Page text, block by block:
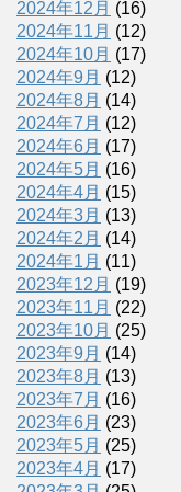
2024年12月 (16)
2024年11月 (12)
2024年10月 (17)
2024年9月 (12)
2024年8月 (14)
2024年7月 (12)
2024年6月 (17)
2024年5月 (16)
2024年4月 (15)
2024年3月 (13)
2024年2月 (14)
2024年1月 (11)
2023年12月 (19)
2023年11月 (22)
2023年10月 (25)
2023年9月 (14)
2023年8月 (13)
2023年7月 (16)
2023年6月 (23)
2023年5月 (25)
2023年4月 (17)